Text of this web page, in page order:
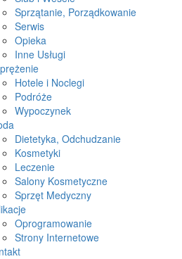
Sprzątanie, Porządkowanie
Serwis
Opieka
Inne Usługi
Hotele i Noclegi
Podróże
Wypoczynek
Dietetyka, Odchudzanie
Kosmetyki
Leczenie
Salony Kosmetyczne
Sprzęt Medyczny
Oprogramowanie
Strony Internetowe